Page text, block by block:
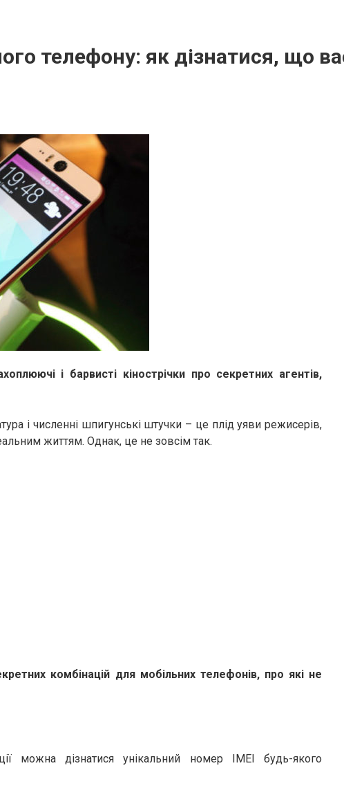
телефону: як дізнатися, що
і барвисті кінострічки про секретних агентів,
і численні шпигунські штучки – це плід уяви режисерів,
життям. Однак, це не зовсім так.
комбінацій для мобільних телефонів, про які не
можна дізнатися унікальний номер IMEI будь-якого